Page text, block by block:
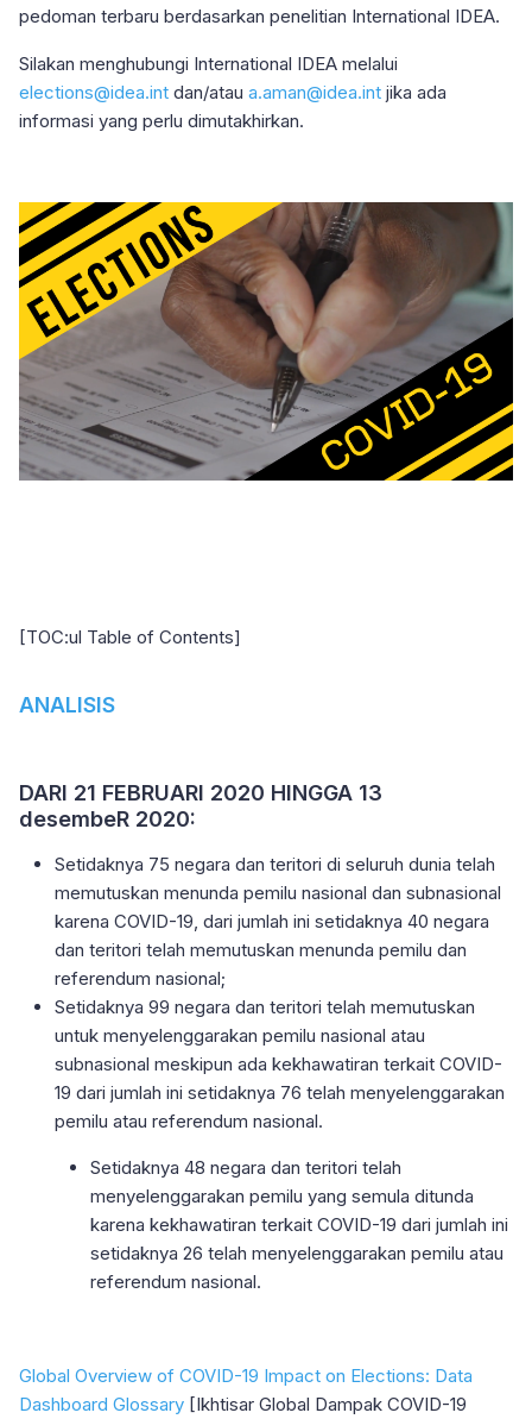
pedoman terbaru berdasarkan penelitian International IDEA.
Silakan menghubungi International IDEA melalui
elections@idea.int dan/atau a.aman@idea.int jika ada
informasi yang perlu dimutakhirkan.
[TOC:ul Table of Contents]
ANALISIS
DARI 21 FEBRUARI 2020 HINGGA 13
desembeR 2020:
Setidaknya 75 negara dan teritori di seluruh dunia telah
memutuskan menunda pemilu nasional dan subnasional
karena COVID-19, dari jumlah ini setidaknya 40 negara
dan teritori telah memutuskan menunda pemilu dan
referendum nasional;
Setidaknya 99 negara dan teritori telah memutuskan
untuk menyelenggarakan pemilu nasional atau
subnasional meskipun ada kekhawatiran terkait COVID-
19 dari jumlah ini setidaknya 76 telah menyelenggarakan
pemilu atau referendum nasional.
Setidaknya 48 negara dan teritori telah
menyelenggarakan pemilu yang semula ditunda
karena kekhawatiran terkait COVID-19 dari jumlah ini
setidaknya 26 telah menyelenggarakan pemilu atau
referendum nasional.
Global Overview of COVID-19 Impact on Elections: Data
Dashboard Glossary [Ikhtisar Global Dampak COVID-19